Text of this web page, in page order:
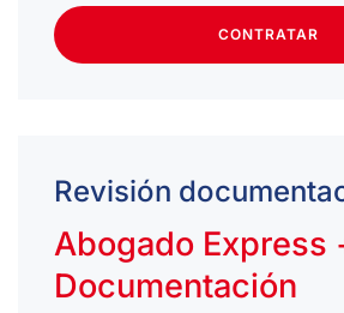
CONTRATAR
Revisión
Abogado Express
Documentación